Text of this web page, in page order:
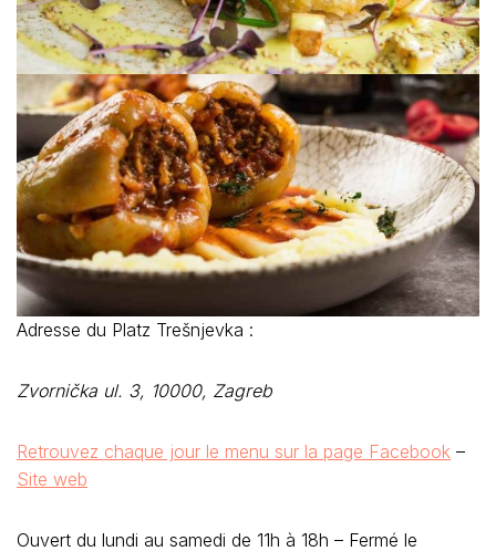
Adresse du Platz Trešnjevka :
Zvornička ul. 3, 10000, Zagreb
Retrouvez chaque jour le menu sur la page Facebook –
Site web
Ouvert du lundi au samedi de 11h à 18h – Fermé le